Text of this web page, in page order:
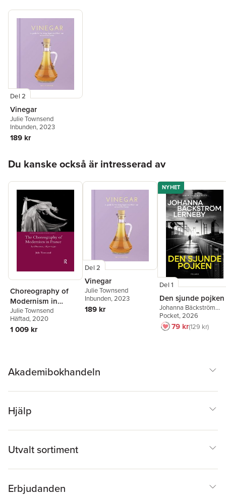
Del 2
Vinegar
Julie Townsend
Inbunden, 2023
189 kr
Du kanske också är intresserad av
Choreography of
Modernism in
France
Julie Townsend
Häftad, 2020
1 009 kr
Del 2
Vinegar
Julie Townsend
Inbunden, 2023
189 kr
NYHET
Del 1
Den sjunde pojken
Johanna Bäckström
Lerneby
Pocket, 2026
79 kr129 kr
Akademibokhandeln
Hjälp
Utvalt sortiment
Erbjudanden